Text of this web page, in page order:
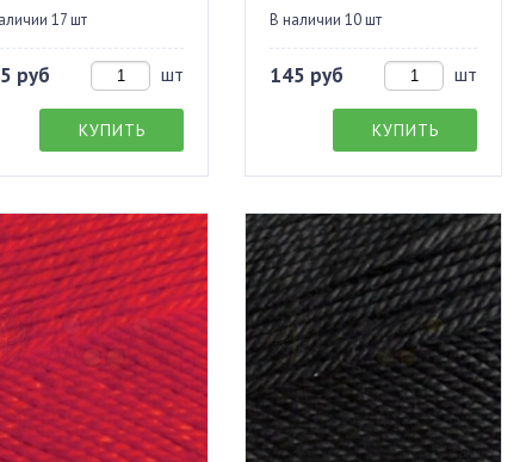
17 шт
руб шт
КУПИТЬ
В наличии 10 шт
145 руб шт
КУПИТЬ